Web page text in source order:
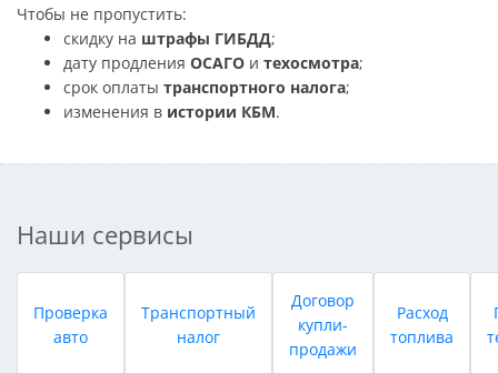
Чтобы не пропустить:
скидку на штрафы ГИБДД;
дату продления ОСАГО и техосмотра;
срок оплаты транспортного налога;
изменения в истории КБМ.
Наши сервисы
Проверка
авто
Транспортный
налог
Договор
купли-
продажи
Расход
топлива